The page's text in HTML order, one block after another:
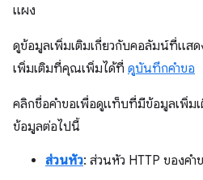
แผง
ดูข้อมูลเพิ่มเติมเกี่ยวกับคอลัมน์ที่แส
เพิ่มเติมที่คุณเพิ่มได้ที่ ดูบันทึกคำขอ
คลิกชื่อคำขอเพื่อดูแท็บที่มีข้อมูลเพิ่มเ
ข้อมูลต่อไปนี้
ส่วนหัว: ส่วนหัว HTTP ของคำ